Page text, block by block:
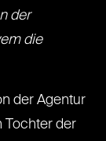
der
die
der Agentur
Tochter der